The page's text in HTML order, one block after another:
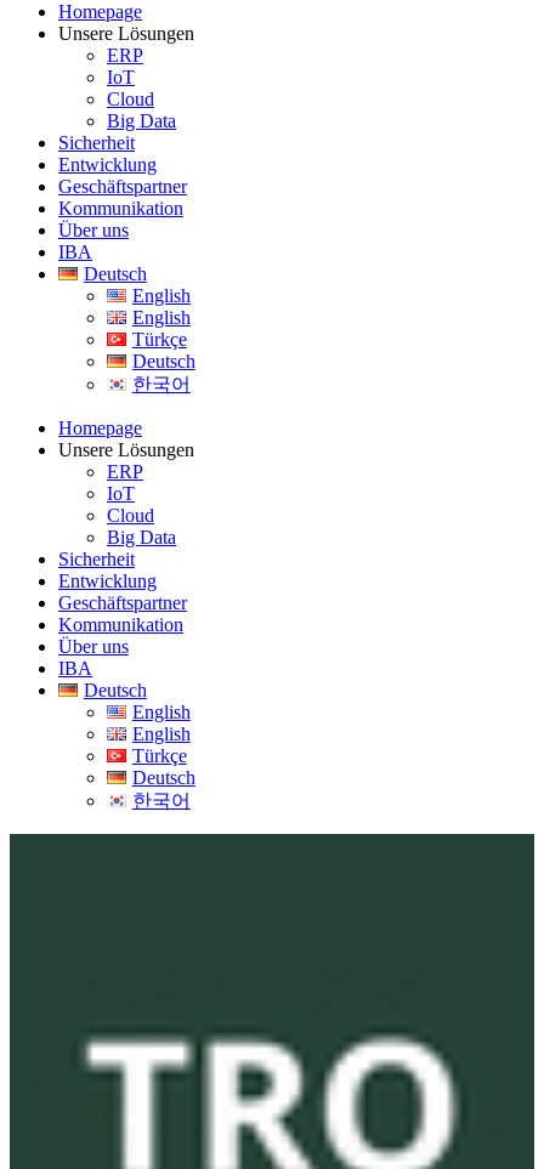
Homepage
Unsere Lösungen
ERP
IoT
Cloud
Big Data
Sicherheit
Entwicklung
Geschäftspartner
Kommunikation
Über uns
IBA
Deutsch
English
English
Türkçe
Deutsch
한국어
Homepage
Unsere Lösungen
ERP
IoT
Cloud
Big Data
Sicherheit
Entwicklung
Geschäftspartner
Kommunikation
Über uns
IBA
Deutsch
English
English
Türkçe
Deutsch
한국어